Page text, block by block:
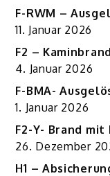
F-RWM –
11. Januar 2026
F2 – Kaminbrand
4. Januar 2026
F-BMA-
1. Januar 2026
F2-Y- Brand
26. Dezember
H1 –